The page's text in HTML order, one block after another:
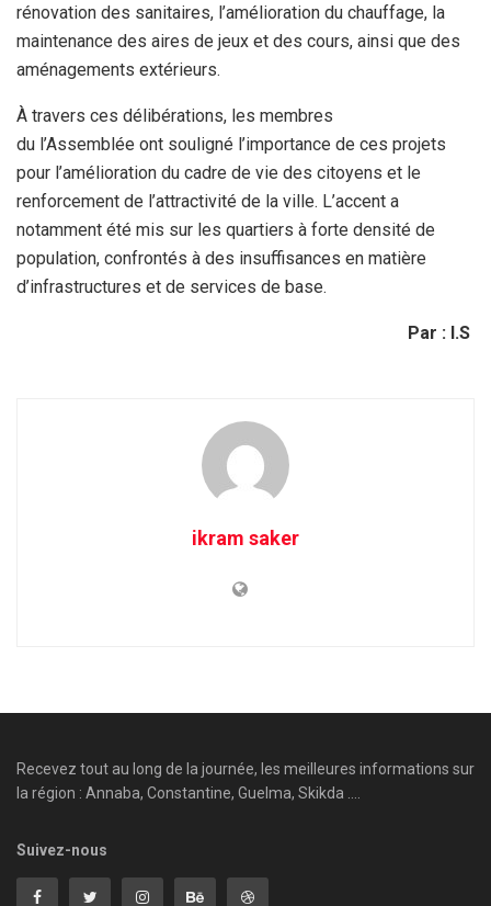
rénovation des sanitaires, l’amélioration du chauffage, la
maintenance des aires de jeux et des cours, ainsi que des
aménagements extérieurs.
À travers ces délibérations, les membres
du l’Assemblée ont souligné l’importance de ces projets
pour l’amélioration du cadre de vie des citoyens et le
renforcement de l’attractivité de la ville. L’accent a
notamment été mis sur les quartiers à forte densité de
population, confrontés à des insuffisances en matière
d’infrastructures et de services de base.
Par : I.S
ikram saker
Recevez tout au long de la journée, les meilleures informations sur
la région : Annaba, Constantine, Guelma, Skikda ....
Suivez-nous